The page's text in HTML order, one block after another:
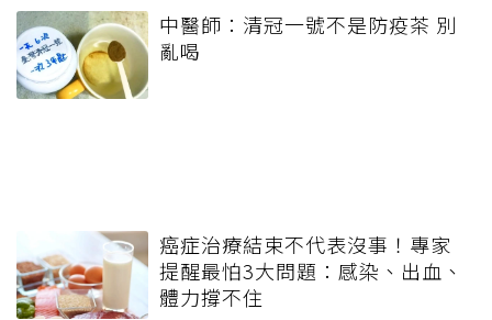
中醫師：清冠一號不是防疫茶 別
亂喝
癌症治療結束不代表沒事！專家
提醒最怕3大問題：感染、出血、
體力撐不住